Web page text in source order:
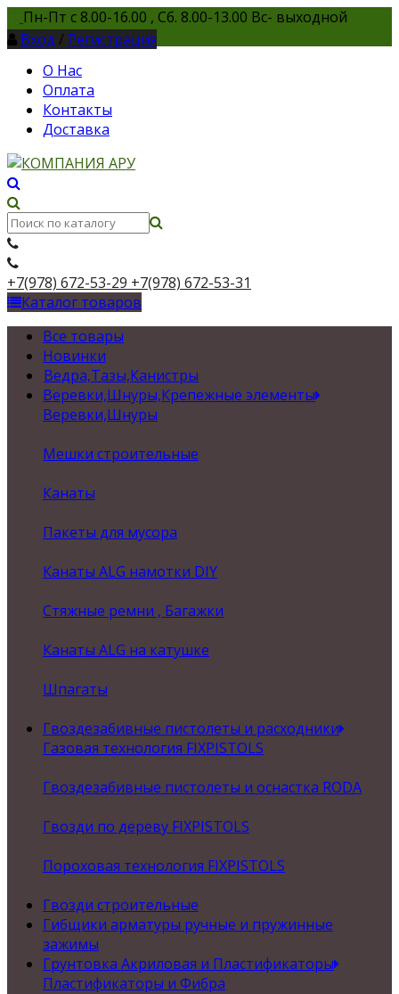
Пн-Пт с 8.00-16.00 , Сб. 8.00-13.00 Вс- выходной
Вход / Регистрация
О Нас
Оплата
Контакты
Доставка
+7(978) 672-53-29 +7(978) 672-53-31
Каталог товаров
Все товары
Новинки
Ведра,Тазы,Канистры
Веревки,Шнуры,Крепежные элементы
Веревки,Шнуры
Мешки строительные
Канаты
Пакеты для мусора
Канаты ALG намотки DIY
Стяжные ремни , Багажки
Канаты ALG на катушке
Шпагаты
Гвоздезабивные пистолеты и расходники
Газовая технология FIXPISTOLS
Гвоздезабивные пистолеты и оснастка RODA
Гвозди по дереву FIXPISTOLS
Пороховая технология FIXPISTOLS
Гвозди строительные
Гибщики арматуры ручные и пружинные
зажимы
Грунтовка Акриловая и Пластификаторы
Пластификаторы и Фибра